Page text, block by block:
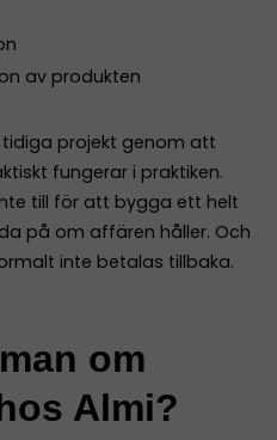
av produkten
projekt genom att
fungerar i praktiken.
till för att bygga ett helt
på om affären håller. Och
inte betalas tillbaka.
om
Almi?